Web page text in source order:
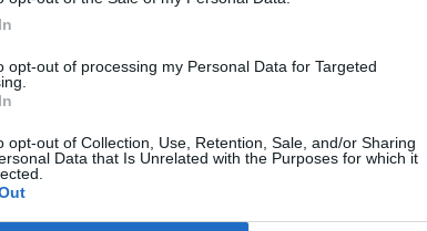
opt-out of processing my Personal Data for Targeted
opt-out of Collection, Use, Retention, Sale, and/or Sharing
Data that Is Unrelated with the Purposes for which it
Google News
μας στοYouTube